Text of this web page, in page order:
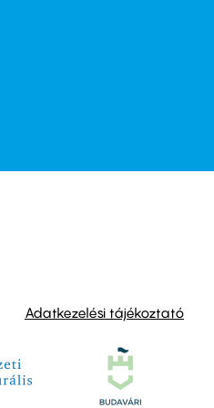
Adatkezelési tájékoztató